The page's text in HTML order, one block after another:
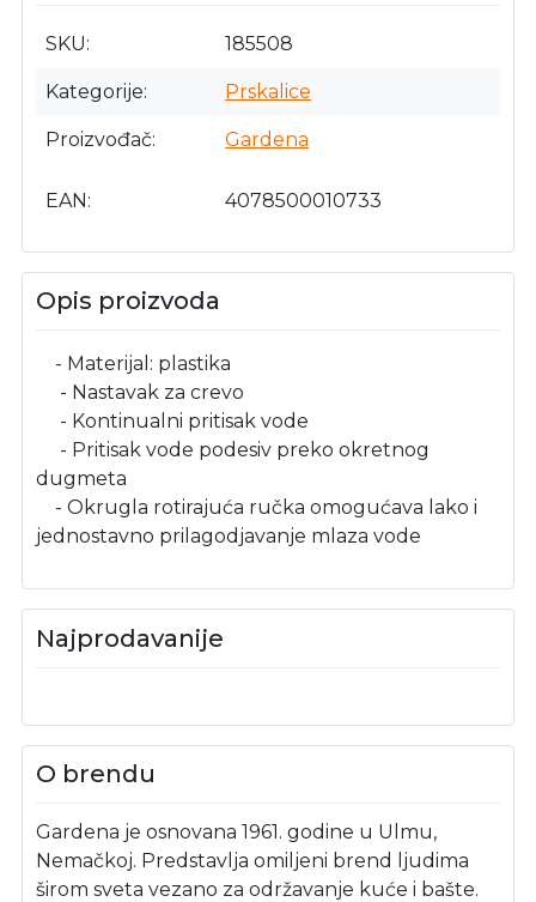
SKU 185508
Kategorije Prskalice
Proizvođač Gardena
EAN 4078500010733
Opis proizvoda
- Materijal: plastika
- Nastavak za crevo
- Kontinualni pritisak vode
- Pritisak vode podesiv preko okretnog
dugmeta
- Okrugla rotirajuća ručka omogućava lako i
jednostavno prilagodjavanje mlaza vode
Najprodavanije
O brendu
Gardena je osnovana 1961. godine u Ulmu,
Nemačkoj. Predstavlja omiljeni brend ljudima
širom sveta vezano za održavanje kuće i bašte.